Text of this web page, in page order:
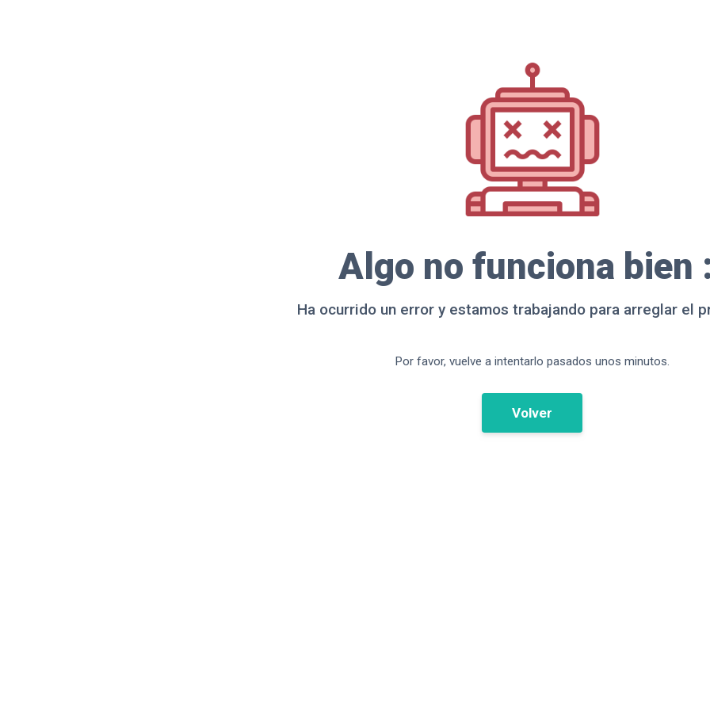
Algo no funciona bien
Ha ocurrido un error y estamos trabajando para arreglar el
Por favor, vuelve a intentarlo pasados unos minutos.
Volver